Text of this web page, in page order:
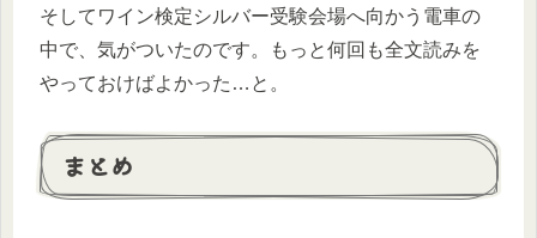
そしてワイン検定シルバー受験会場へ向かう電車の
中で、気がついたのです。もっと何回も全文読みを
やっておけばよかった…と。
まとめ